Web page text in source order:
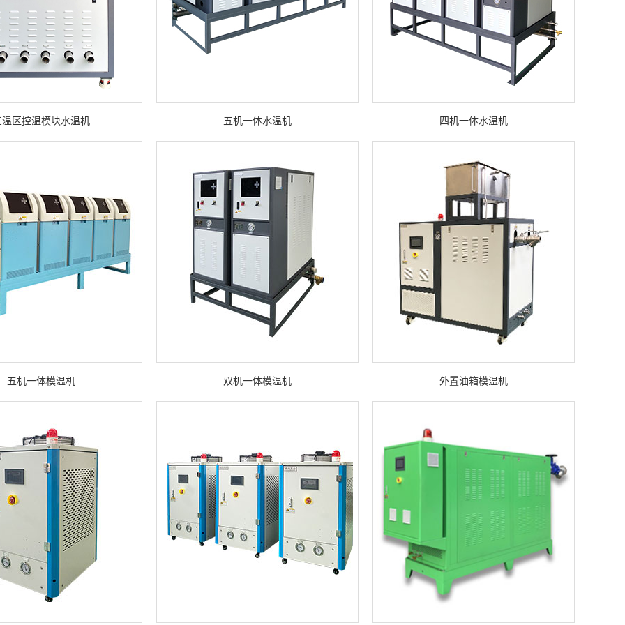
区控温模块水温机 五机一体水温机 四机一体水温机
五机一体模温机 双机一体模温机 外置油箱模温机